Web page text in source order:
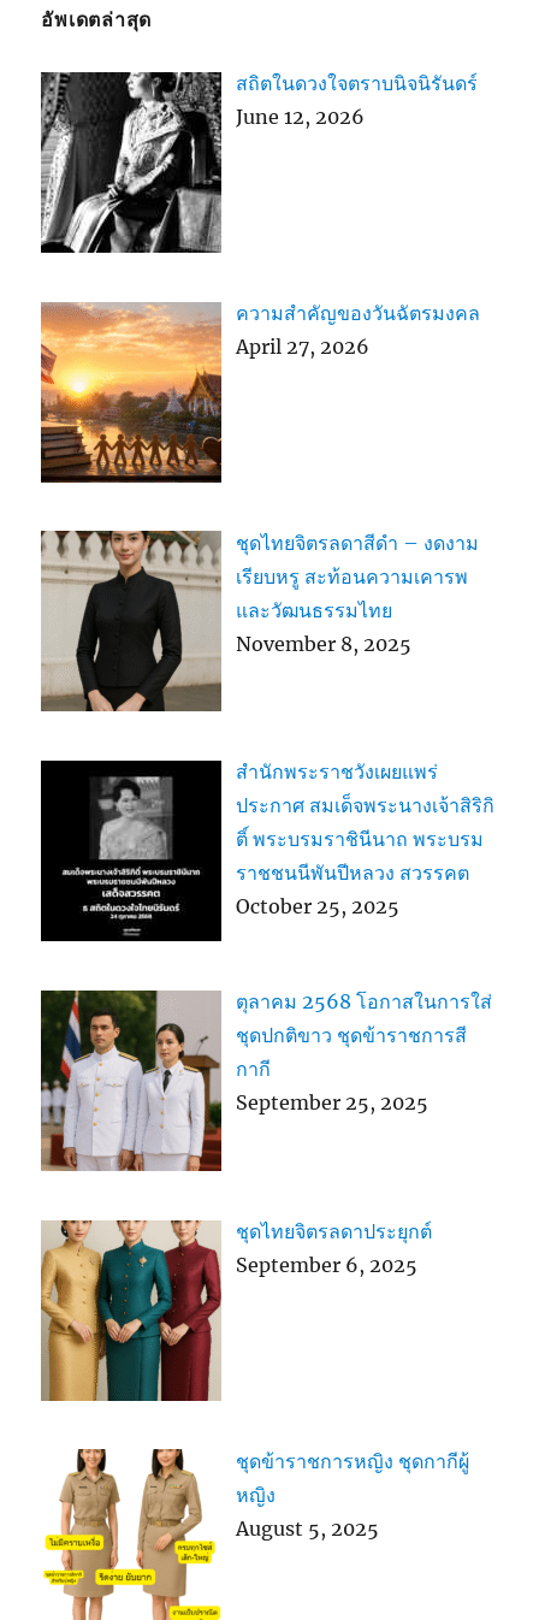
อัพเดตล่าสุด
สถิตในดวงใจตราบนิจนิรันดร์
June 12, 2026
ความสำคัญของวันฉัตรมงคล
April 27, 2026
ชุดไทยจิตรลดาสีดำ – งดงาม
เรียบหรู สะท้อนความเคารพ
และวัฒนธรรมไทย
November 8, 2025
สำนักพระราชวังเผยแพร่
ประกาศ สมเด็จพระนางเจ้าสิริกิ
ติ์ พระบรมราชินีนาถ พระบรม
ราชชนนีพันปีหลวง สวรรคต
October 25, 2025
ตุลาคม 2568 โอกาสในการใส่
ชุดปกติขาว ชุดข้าราชการสี
กากี
September 25, 2025
ชุดไทยจิตรลดาประยุกต์
September 6, 2025
ชุดข้าราชการหญิง ชุดกากีผู้
หญิง
August 5, 2025